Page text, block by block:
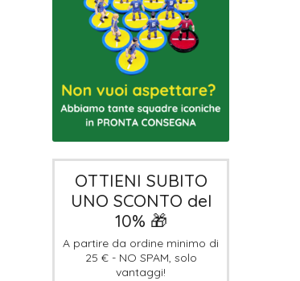
OTTIENI SUBITO
UNO SCONTO del
10% 🎁
A partire da ordine minimo di
25 € - NO SPAM, solo
vantaggi!